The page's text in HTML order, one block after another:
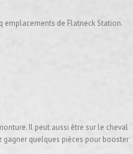
emplacements de Flatneck Station.
Il peut aussi être sur le cheval
gagner quelques pièces pour booster